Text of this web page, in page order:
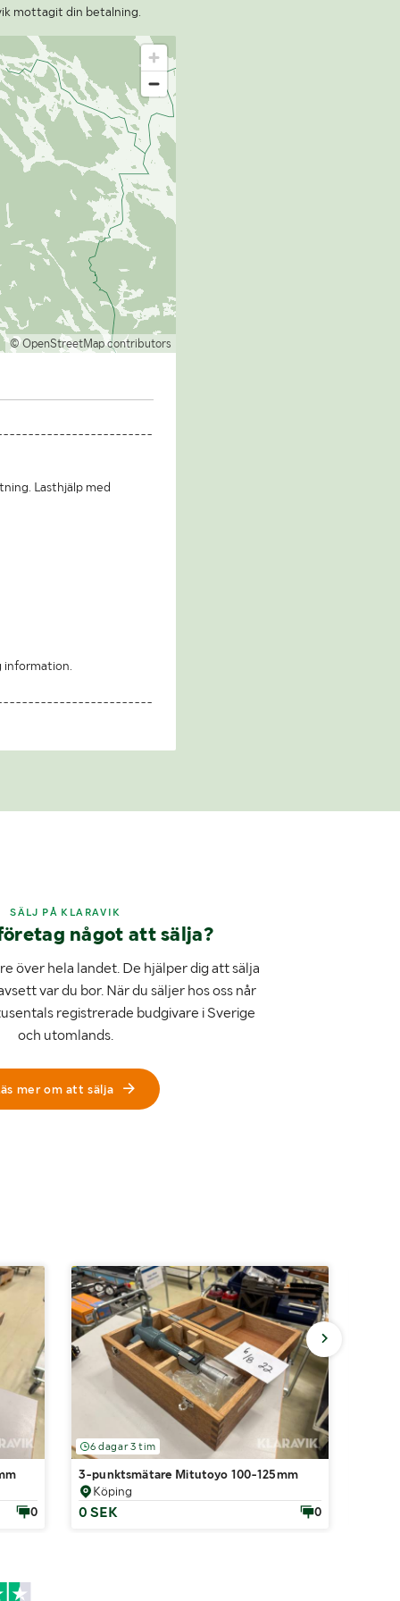
mottagit din betalning.
© OpenStreetMap contributors
Lasthjälp med
information.
SÄLJ PÅ KLARAVIK
något att sälja?
över hela landet. De hjälper dig att sälja
var du bor. När du säljer hos oss når
registrerade budgivare i Sverige
och utomlands.
mer om att sälja
0
6 dagar 3 tim
3-punktsmätare Mitutoyo 100-125mm
Köping
0 SEK 0